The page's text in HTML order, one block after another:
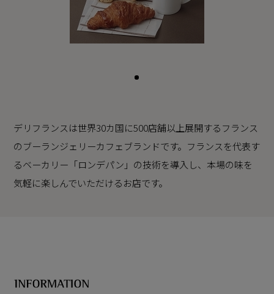
デリフランスは世界30カ国に500店舗以上展開するフランス
のブーランジェリーカフェブランドです。フランスを代表す
るベーカリー「ロンデパン」の技術を導入し、本場の味を
気軽に楽しんでいただけるお店です。